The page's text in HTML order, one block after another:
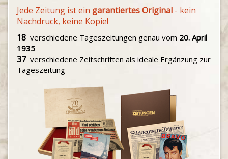
Jede Zeitung ist ein garantiertes Original - kein
Nachdruck, keine Kopie!
18 verschiedene Tageszeitungen genau vom 20. April
1935
37verschiedene Zeitschriften als ideale Ergänzung zur
Tageszeitung